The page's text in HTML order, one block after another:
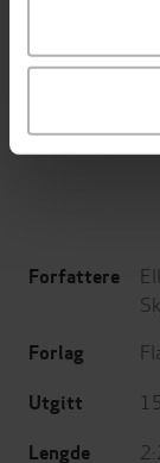
Forfattere
Forlag
Utgitt
Lengde